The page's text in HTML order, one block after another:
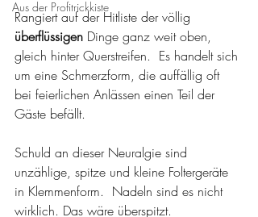
Aus der Profitrickkiste
Rangiert auf der Hitliste der völlig
überflüssigen Dinge ganz weit oben,
gleich hinter Querstreifen.  Es handelt sich
um eine Schmerzform, die auffällig oft
bei feierlichen Anlässen einen Teil der
Gäste befällt.
Schuld an dieser Neuralgie sind
unzählige, spitze und kleine Foltergeräte
in Klemmenform.  Nadeln sind es nicht
wirklich. Das wäre überspitzt.